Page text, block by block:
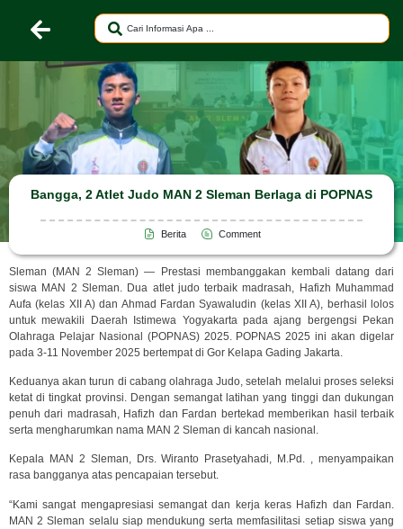
Bangga, 2 Atlet Judo MAN 2 Sleman Berlaga di POPNAS
Berita Comment
Sleman (MAN 2 Sleman) — Prestasi membanggakan kembali datang dari
siswa MAN 2 Sleman. Dua atlet judo terbaik madrasah, Hafizh Muhammad
Aufa (kelas XII A) dan Ahmad Fardan Syawaludin (kelas XII A), berhasil lolos
untuk mewakili Daerah Istimewa Yogyakarta pada ajang bergengsi Pekan
Olahraga Pelajar Nasional (POPNAS) 2025. POPNAS 2025 ini akan digelar
pada 3-11 November 2025 bertempat di Gor Kelapa Gading Jakarta.
Keduanya akan turun di cabang olahraga Judo, setelah melalui proses seleksi
ketat di tingkat provinsi. Dengan semangat latihan yang tinggi dan dukungan
penuh dari madrasah, Hafizh dan Fardan bertekad memberikan hasil terbaik
serta mengharumkan nama MAN 2 Sleman di kancah nasional.
Kepala MAN 2 Sleman, Drs. Wiranto Prasetyahadi, M.Pd. , menyampaikan
rasa bangganya atas pencapaian tersebut.
“Kami sangat mengapresiasi semangat dan kerja keras Hafizh dan Fardan.
MAN 2 Sleman selalu siap mendukung serta memfasilitasi setiap siswa yang